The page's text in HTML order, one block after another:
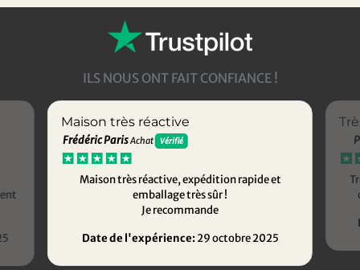
ILS NOUS ONT FAIT CONFIANCE !
Maison très réactive
Frédéric ParisAchat Vérifié
Maison très réactive, expédition rapide et
emballage très sûr !
Je recommande
Date de l'expérience:29 octobre 2025